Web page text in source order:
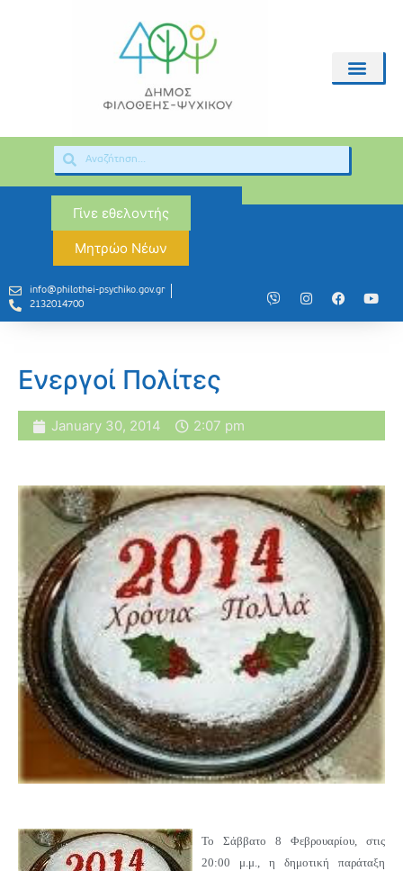
Γίνε εθελοντής
Μητρώο Νέων
info@philothei-psychiko.gov.gr
2132014700
Ενεργοί Πολίτες
January 30, 2014 2:07 pm
Το Σάββατο 8 Φεβρουαρίου, στις
20:00 μ.μ., η δημοτική παράταξη